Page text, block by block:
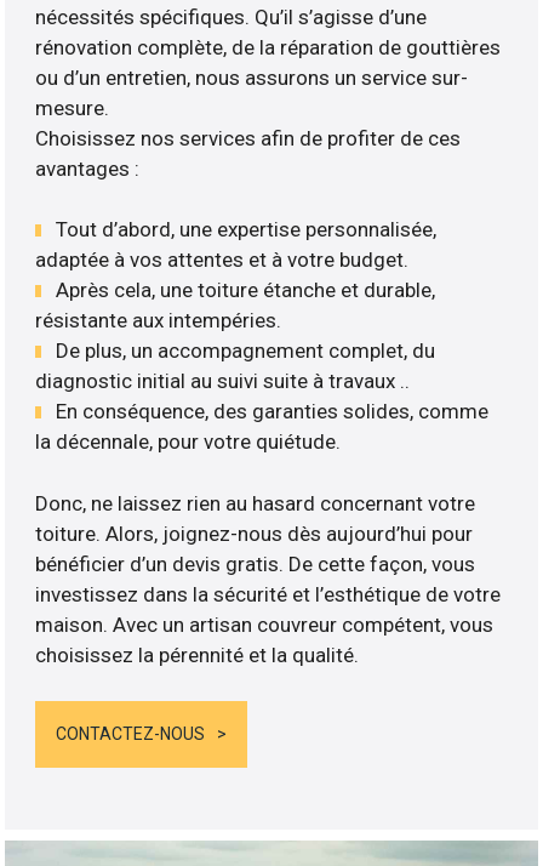
nécessités spécifiques. Qu’il s’agisse d’une
rénovation complète, de la réparation de gouttières
ou d’un entretien, nous assurons un service sur-
mesure.
Choisissez nos services afin de profiter de ces
avantages :
Tout d’abord, une expertise personnalisée,
adaptée à vos attentes et à votre budget.
Après cela, une toiture étanche et durable,
résistante aux intempéries.
De plus, un accompagnement complet, du
diagnostic initial au suivi suite à travaux ..
En conséquence, des garanties solides, comme
la décennale, pour votre quiétude.
Donc, ne laissez rien au hasard concernant votre
toiture. Alors, joignez-nous dès aujourd’hui pour
bénéficier d’un devis gratis. De cette façon, vous
investissez dans la sécurité et l’esthétique de votre
maison. Avec un artisan couvreur compétent, vous
choisissez la pérennité et la qualité.
CONTACTEZ-NOUS